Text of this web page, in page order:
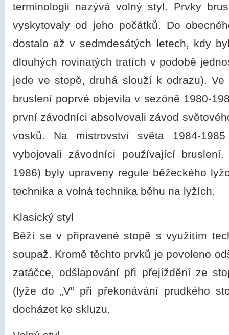
terminologii nazývá volný styl. Prvky
vyskytovaly od jeho počátků. Do
dostalo až v sedmdesátých letech, kdy
dlouhých rovinatých tratích v podobě
jede ve stopě, druhá slouží k odrazu).
bruslení poprvé objevila v sezóně 1980-
první závodníci absolvovali závod
vosků. Na mistrovství světa 1984-
vybojovali závodníci používající
1986) byly upraveny regule běžeckého
technika a volná technika běhu na lyžích.
Klasický styl
Běží se v připravené stopě s využitím
soupaž. Kromě těchto prvků je povoleno
zatáčce, odšlapování při přejíždění ze
(lyže do „V“ při překonávání prudkého
docházet ke skluzu.